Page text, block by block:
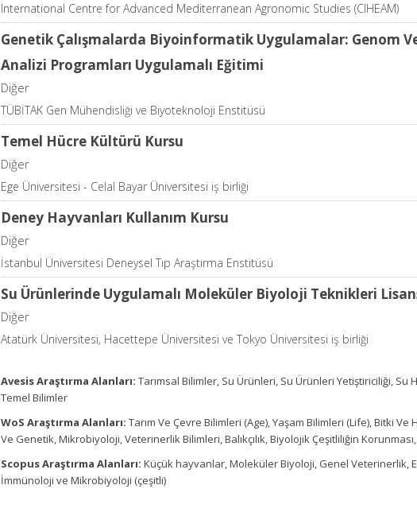
International Centre for Advanced Mediterranean Agronomic Studies (CIHEAM)
Genetik Çalışmalarda Biyoinformatik Uygulamalar: Genom
Analizi Programları Uygulamalı Eğitimi
Diğer
TÜBİTAK Gen Mühendisliği ve Biyoteknoloji Enstitüsü
Temel Hücre Kültürü Kursu
Diğer
Ege Üniversitesi - Celal Bayar Üniversitesi iş birliği
Deney Hayvanları Kullanım Kursu
Diğer
İstanbul Üniversitesi Deneysel Tıp Araştırma Enstitüsü
Su Ürünlerinde Uygulamalı Moleküler Biyoloji Teknikleri
Diğer
Atatürk Üniversitesi, Hacettepe Üniversitesi ve Tokyo Üniversitesi iş birliği
Avesis Araştırma Alanları: Tarımsal Bilimler, Su Ürünleri, Su Ürünleri Yetiştiriciliği, Su
Temel Bilimler
WoS Araştırma Alanları: Tarım Ve Çevre Bilimleri (Age), Yaşam Bilimleri (Life), Bitki
Ve Genetik, Mikrobiyoloji, Veterinerlik Bilimleri, Balıkçılık, Biyolojik Çeşitliliğin
Scopus Araştırma Alanları: Küçük hayvanlar, Moleküler Biyoloji, Genel Veterinerlik,
İmmünoloji ve Mikrobiyoloji (çeşitli)